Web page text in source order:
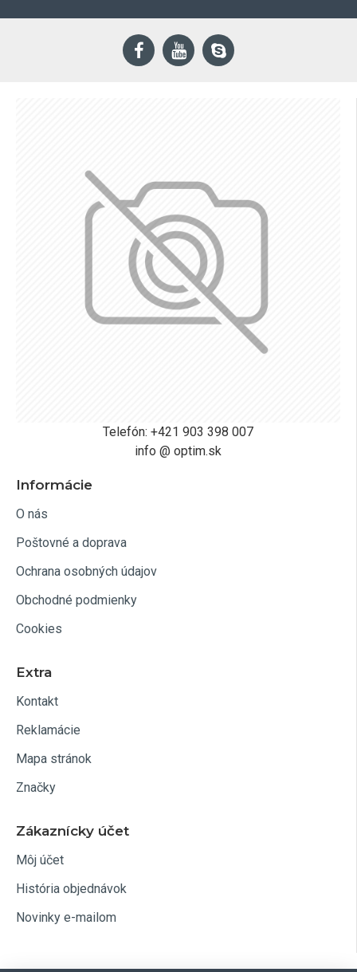
Telefón: +421 903 398 007
info @ optim.sk
Informácie
O nás
Poštovné a doprava
Ochrana osobných údajov
Obchodné podmienky
Cookies
Extra
Kontakt
Reklamácie
Mapa stránok
Značky
Zákaznícky účet
Môj účet
História objednávok
Novinky e-mailom